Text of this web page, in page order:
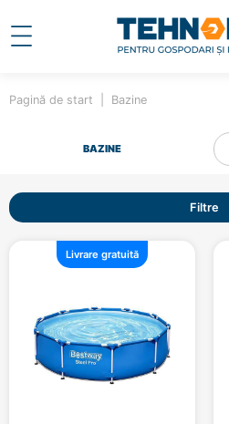
Pagină de start Bazine
BAZINE
Filtre
Livrare gratuită